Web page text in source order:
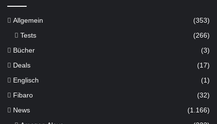
Allgemein (353)
Tests (266)
Bücher (3)
Deals (17)
Englisch (1)
Fibaro (32)
News (1.166)